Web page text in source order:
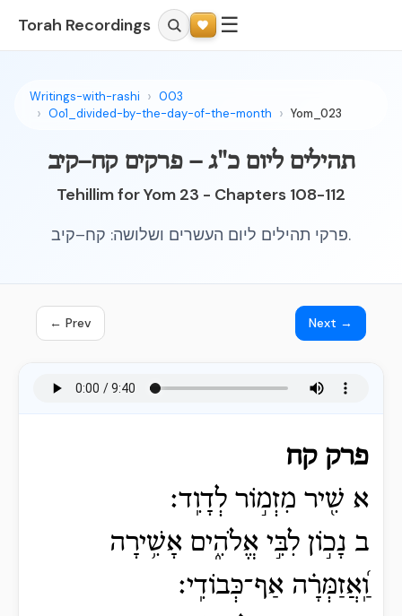
Torah Recordings ☰
Writings-with-rashi
003
Oo1_divided-by-the-day-of-the-month
Yom_023
תהילים ליום כ"ג – פרקים קח–קיב
Tehillim for Yom 23 - Chapters 108-112
פרקי תהילים ליום העשרים ושלושה: קח–קיב.
← Prev Next →
פרק קח
א שִׁ֖יר מִזְמ֣וֹר לְדָוִֽד׃
ב נָכ֣וֹן לִבִּ֣י אֱלֹהִ֑ים אָשִׁ֥ירָה
וַֽ֝אֲזַמְּרָ֗ה אַף־כְּבוֹדִֽי׃